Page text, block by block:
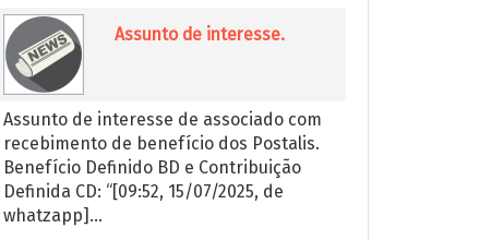
Assunto de interesse.
Assunto de interesse de associado com
recebimento de benefício dos Postalis.
Benefício Definido BD e Contribuição
Definida CD: “[09:52, 15/07/2025, de
whatzapp]...